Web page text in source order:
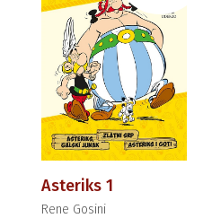
Asteriks 1
Rene Gosini